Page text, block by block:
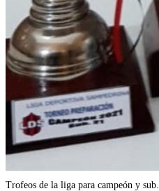
Trofeos de la liga para campeón y sub.